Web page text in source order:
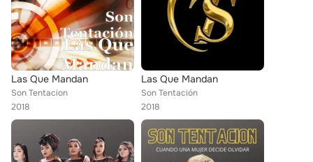
Las Que Mandan
Son Tentacion
2018
Las Que Mandan
Son Tentación
2018